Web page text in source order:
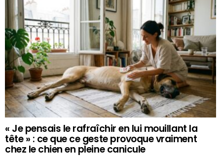
« Je pensais le rafraîchir en lui mouillant la
tête » : ce que ce geste provoque vraiment
chez le chien en pleine canicule